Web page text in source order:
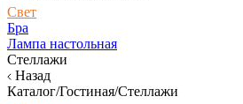
Свет
Бра
Лампа настольная
Стеллажи
Назад
Каталог/Гостиная/Стеллажи